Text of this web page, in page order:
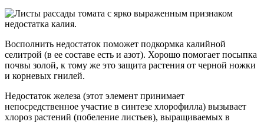
Восполнить недостаток поможет подкормка калийной
селитрой (в ее составе есть и азот). Хорошо помогает посыпка
почвы золой, к тому же это защита растения от черной ножки
и корневых гнилей.
Недостаток железа (этот элемент принимает
непосредственное участие в синтезе хлорофилла) вызывает
хлороз растений (побеление листьев), выращиваемых в